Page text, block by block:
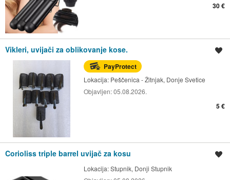
30 €
Vikleri, uvijači za oblikovanje kose.
PayProtect
Lokacija: Peščenica - Žitnjak, Donje Svetice
Objavljen:05.08.2026.
5 €
Corioliss triple barrel uvijač za kosu
Lokacija:Stupnik, Donji Stupnik